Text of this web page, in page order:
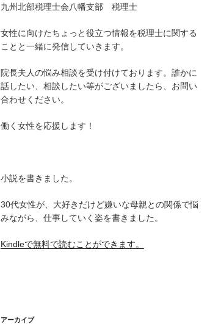
九州北部税理士会八幡支部 税理士
女性に向けたちょっと役立つ情報を税理士に関する
ことと一緒に発信していきます。
院長夫人の悩み相談を受け付けております。誰かに
話したい、相談したい等がございましたら、お問い
合わせください。
働く女性を応援します！
小説を書きました。
30代女性が、大好きだけど嫌いな母親との関係で悩
みながら、仕事していく姿を書きました。
Kindleで無料で読むことができます。
アーカイブ